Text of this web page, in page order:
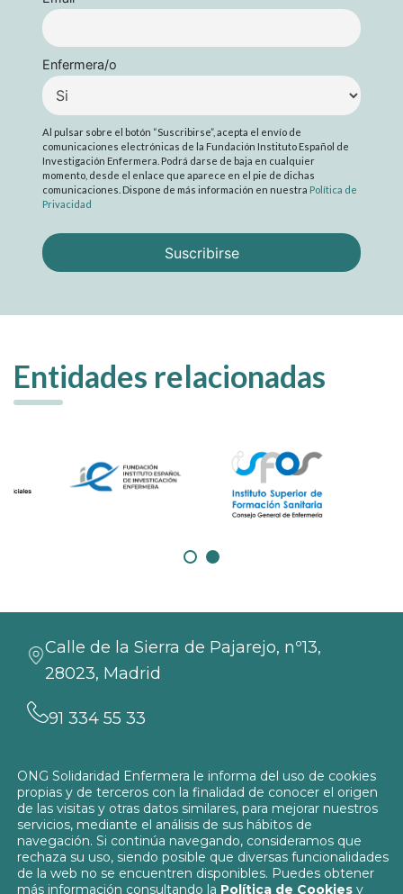
Enfermera/o
Al pulsar sobre el botón “Suscribirse”, acepta el envío de
comunicaciones electrónicas de la Fundación Instituto Español de
Investigación Enfermera. Podrá darse de baja en cualquier
momento, desde el enlace que aparece en el pie de dichas
comunicaciones. Dispone de más información en nuestra Política de
Privacidad
Entidades relacionadas
Calle de la Sierra de Pajarejo, nº13,
28023, Madrid
91 334 55 33
info@solidaridadenfermera.org
Contacta con nosotros
ONG Solidaridad Enfermera le informa del uso de cookies
propias y de terceros con la finalidad de conocer el origen
de las visitas y otras datos similares, para mejorar nuestros
servicios, mediante el análisis de sus hábitos de
navegación. Si continúa navegando, consideramos que
rechaza su uso, siendo posible que diversas funcionalidades
de la web no se encuentren disponibles. Puedes obtener
más información consultando la Política de Cookies y